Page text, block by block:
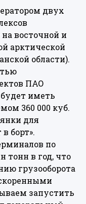
двух
восточной и
арктической
области).
ПАО
иметь
360 000 куб.
для
борт».
по
тонн в год, что
грузооборота
запустить